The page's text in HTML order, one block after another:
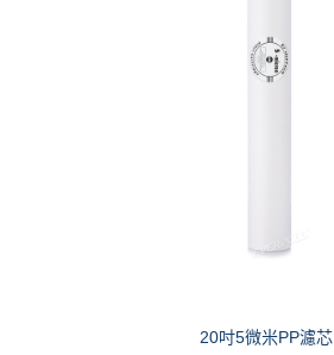
20吋5微米PP濾芯